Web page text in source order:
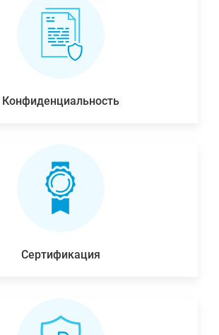
Конфиденциальность
Сертификация